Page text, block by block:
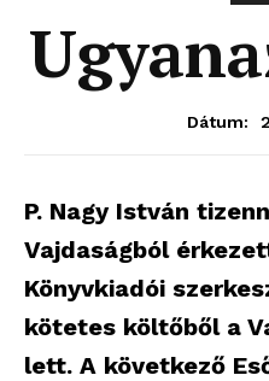
Dátum:
P. Nagy István
Vajdaságból
Könyvkiadói
kötetes költőből a
lett. A következő